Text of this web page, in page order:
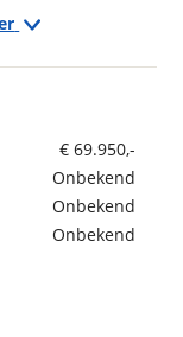
€ 69.950,-
Onbekend
Onbekend
Onbekend
met je op